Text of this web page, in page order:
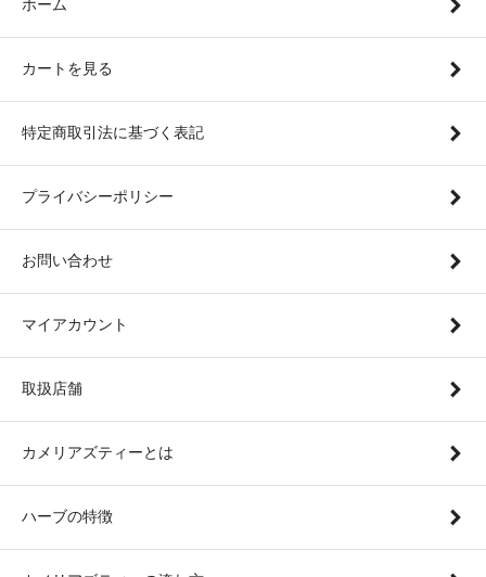
ホーム
カートを見る
特定商取引法に基づく表記
プライバシーポリシー
お問い合わせ
マイアカウント
取扱店舗
カメリアズティーとは
ハーブの特徴